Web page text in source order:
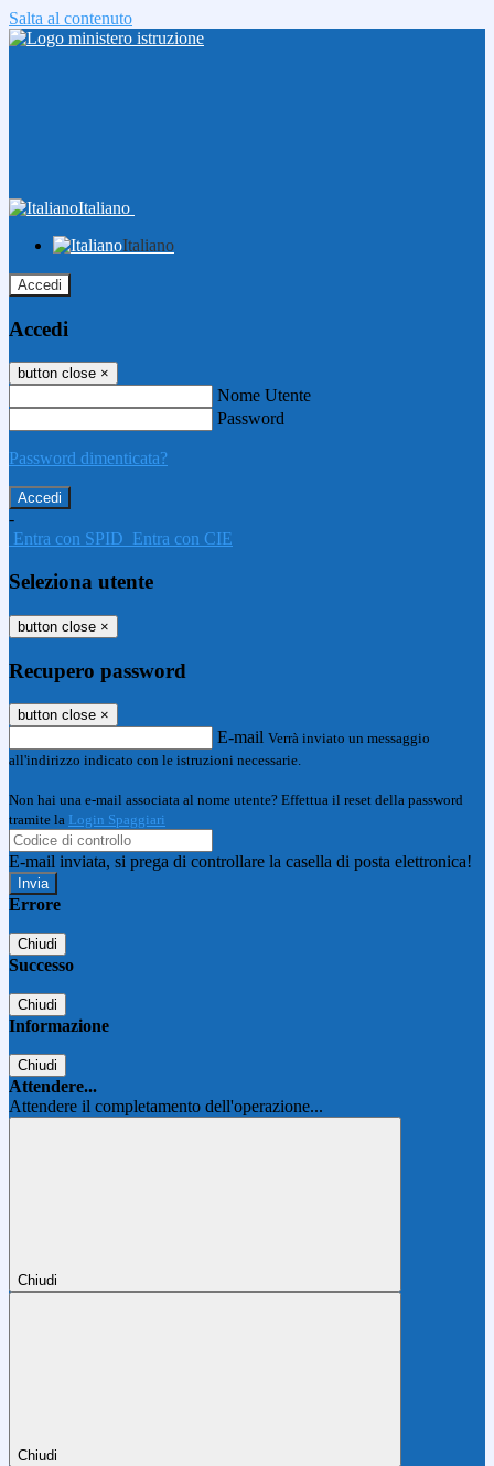
Salta al contenuto
Italiano
Italiano
Accedi
Accedi
button close ×
Nome Utente
Password
Password dimenticata?
-
Entra con SPID Entra con CIE
Seleziona utente
button close ×
Recupero password
button close ×
E-mail Verrà inviato un messaggio
all'indirizzo indicato con le istruzioni necessarie.
Non hai una e-mail associata al nome utente? Effettua il reset della password
tramite la Login Spaggiari
E-mail inviata, si prega di controllare la casella di posta elettronica!
Errore
Chiudi
Successo
Chiudi
Informazione
Chiudi
Attendere...
Attendere il completamento dell'operazione...
Chiudi
Chiudi